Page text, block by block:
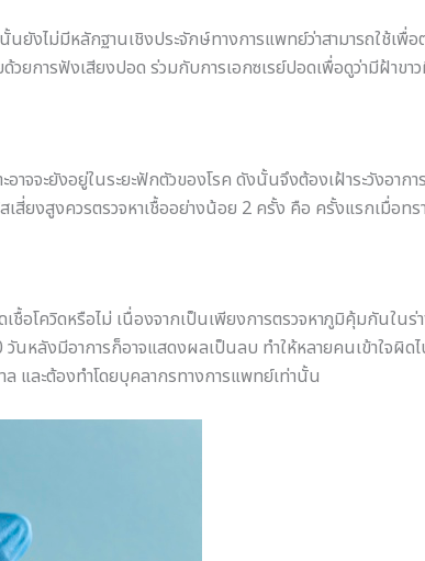
งไม่มีหลักฐานเชิงประจักษ์ทางการแพทย์ว่าสามารถใช้เพื่
ยการฟังเสียงปอด ร่วมกับการเอกซเรย์ปอดเพื่อดูว่ามีฝ้าขา
ะอาจจะยังอยู่ในระยะฟักตัวของโรค ดังนั้นจึงต้องเฝ้าระวังอ
ยงสูงควรตรวจหาเชื้ออย่างน้อย 2 ครั้ง คือ ครั้งแรกเมื่อท
ชื้อโควิดหรือไม่ เนื่องจากเป็นเพียงการตรวจหาภูมิคุ้มกันใน
นหลังมีอาการก็อาจแสดงผลเป็นลบ ทำให้หลายคนเข้าใจผิด
และต้องทำโดยบุคลากรทางการแพทย์เท่านั้น